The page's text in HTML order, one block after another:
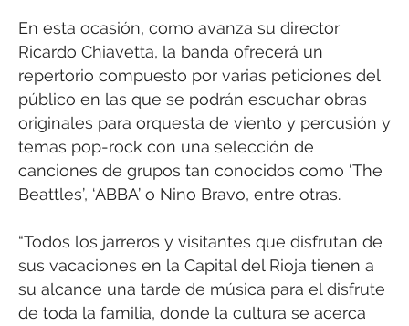
En esta ocasión, como avanza su director
Ricardo Chiavetta, la banda ofrecerá un
repertorio compuesto por varias peticiones del
público en las que se podrán escuchar obras
originales para orquesta de viento y percusión y
temas pop-rock con una selección de
canciones de grupos tan conocidos como ‘The
Beattles’, ‘ABBA’ o Nino Bravo, entre otras.
“Todos los jarreros y visitantes que disfrutan de
sus vacaciones en la Capital del Rioja tienen a
su alcance una tarde de música para el disfrute
de toda la familia, donde la cultura se acerca